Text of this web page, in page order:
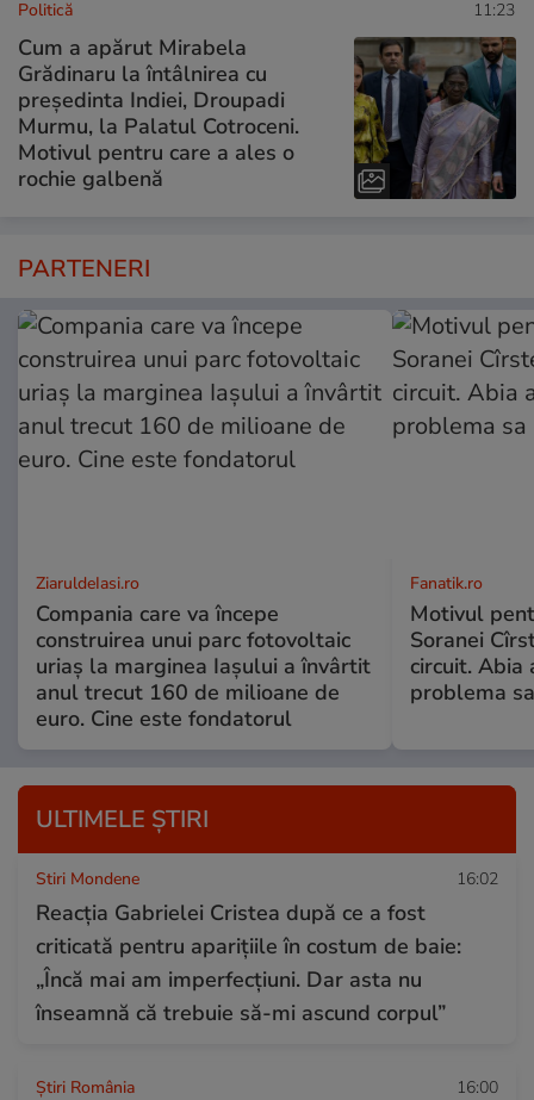
Politică 11:23
Cum a apărut Mirabela
Grădinaru la întâlnirea cu
președinta Indiei, Droupadi
Murmu, la Palatul Cotroceni.
Motivul pentru care a ales o
rochie galbenă
PARTENERI
ZiaruldeIasi.ro
Compania care va începe
construirea unui parc fotovoltaic
uriaș la marginea Iașului a învârtit
anul trecut 160 de milioane de
euro. Cine este fondatorul
Fanatik.ro
Motivul
Soranei
circuit. Abia
problema
ULTIMELE ȘTIRI
Stiri Mondene 16:02
Reacția Gabrielei Cristea după ce a fost
criticată pentru aparițiile în costum de baie:
„Încă mai am imperfecțiuni. Dar asta nu
înseamnă că trebuie să-mi ascund corpul”
Știri România 16:00